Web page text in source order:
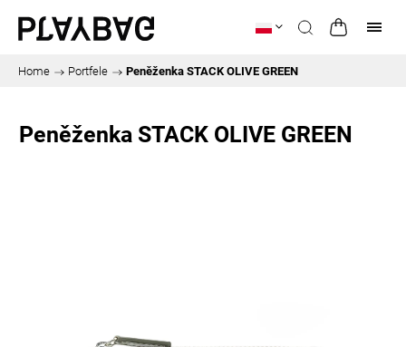
Home / Portfele / Peněženka STACK OLIVE GREEN
Peněženka STACK OLIVE GREEN